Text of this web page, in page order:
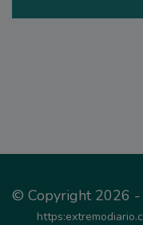
© Copyright 2026 -